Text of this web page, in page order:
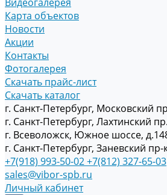
Карта объектов
Новости
Акции
Контакты
Фотогалерея
Скачать прайс-лист
Скачать каталог
г. Санкт-Петербург, Московский
г. Санкт-Петербург, Лахтинский
г. Всеволожск, Южное шоссе,
г. Санкт-Петербург, Заневский пр-
+7(918) 993-50-02+7(812) 327-65-03
sales@vibor-spb.ru
Личный кабинет